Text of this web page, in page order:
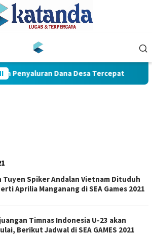
Penyaluran Dana Desa Tercepat
Tuyen Spiker Andalan Vietnam Dituduh
Aprilia Manganang di SEA Games 2021
Timnas Indonesia U-23 akan
Berikut Jadwal di SEA GAMES 2021